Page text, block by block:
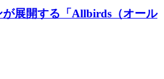
が展開する「Allbirds（オール